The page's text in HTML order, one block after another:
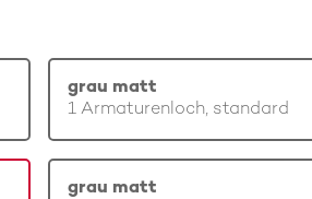
grau matt
1 Armaturenloch, standard
grau matt